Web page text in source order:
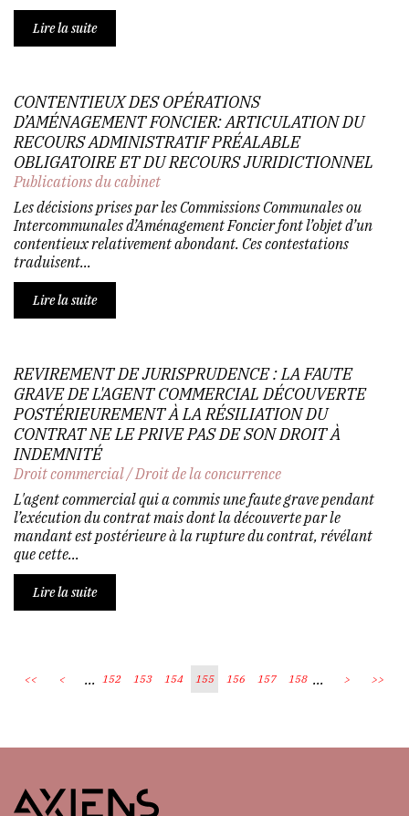
Lire la suite
CONTENTIEUX DES OPÉRATIONS
D’AMÉNAGEMENT FONCIER: ARTICULATION DU
RECOURS ADMINISTRATIF PRÉALABLE
OBLIGATOIRE ET DU RECOURS JURIDICTIONNEL
Publications du cabinet
Les décisions prises par les Commissions Communales ou
Intercommunales d’Aménagement Foncier font l’objet d’un
contentieux relativement abondant. Ces contestations
traduisent...
Lire la suite
REVIREMENT DE JURISPRUDENCE : LA FAUTE
GRAVE DE L'AGENT COMMERCIAL DÉCOUVERTE
POSTÉRIEUREMENT À LA RÉSILIATION DU
CONTRAT NE LE PRIVE PAS DE SON DROIT À
INDEMNITÉ
Droit commercial/Droit de la concurrence
L'agent commercial qui a commis une faute grave pendant
l’exécution du contrat mais dont la découverte par le
mandant est postérieure à la rupture du contrat, révélant
que cette...
Lire la suite
<< < ... 152 153 154 155 156 157 158 ... > >>